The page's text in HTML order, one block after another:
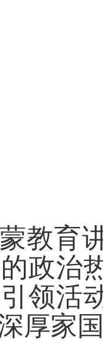
教育
政治
领活
厚家